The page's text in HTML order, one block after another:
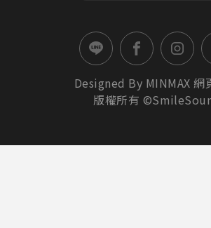
Designed By MINMAX 網
版權所有